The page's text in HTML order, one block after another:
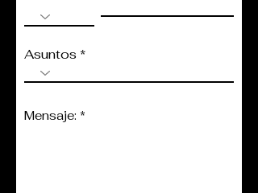
Asuntos
Mensaje: